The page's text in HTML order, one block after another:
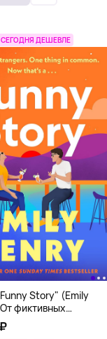
СЕГОДНЯ ДЕШЕВЛЕ
Story" (Emily
фиктивных
к реальной любви